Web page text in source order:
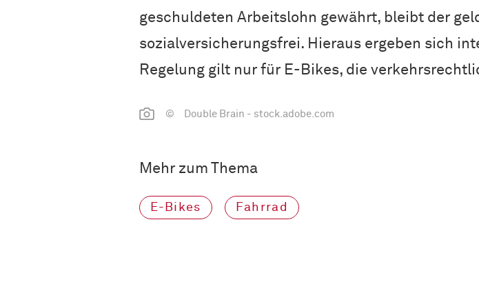
geschuldeten Arbeitslohn gewährt, bleibt der
sozialversicherungsfrei. Hieraus ergeben sich
Regelung gilt nur für E-Bikes, die
© Double Brain - stock.adobe.com
Mehr zum Thema
E-Bikes Fahrrad